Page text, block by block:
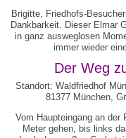
Brigitte, Friedhofs-
Dankbarkeit. Dieser Elmar
in ganz ausweglosen
immer wieder
Der Weg
Standort: Waldfriedhof
81377 München,
Vom Haupteingang an der
Meter gehen, bis links